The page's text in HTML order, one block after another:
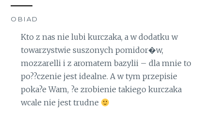
OBIAD
Kto z nas nie lubi kurczaka, a w dodatku w
towarzystwie suszonych pomidor�w,
mozzarelli i z aromatem bazylii – dla mnie to
po??czenie jest idealne. A w tym przepisie
poka?e Wam, ?e zrobienie takiego kurczaka
wcale nie jest trudne